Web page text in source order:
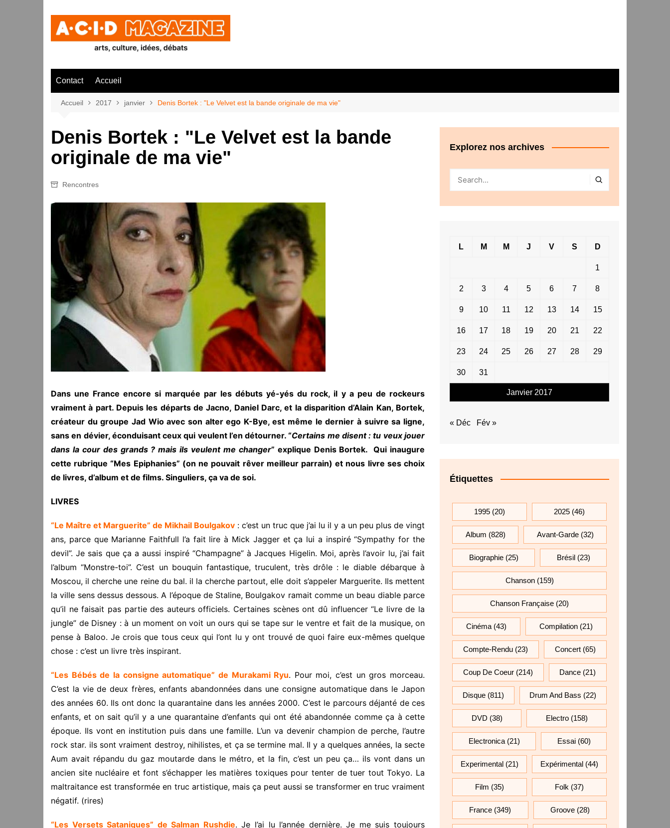
Contact Accueil
Accueil 2017 janvier Denis Bortek : "Le Velvet est la bande originale de ma vie"
Denis Bortek : "Le Velvet est la bande
originale de ma vie"
Rencontres
Dans une France encore si marquée par les débuts yé-yés du rock, il y a peu de rockeurs
vraiment à part. Depuis les départs de Jacno, Daniel Darc, et la disparition d’Alain Kan, Bortek,
créateur du groupe Jad Wio avec son alter ego K-Bye, est même le dernier à suivre sa ligne,
sans en dévier, éconduisant ceux qui veulent l’en détourner. “Certains me disent : tu veux jouer
dans la cour des grands ? mais ils veulent me changer” explique Denis Bortek. Qui inaugure
cette rubrique “Mes Epiphanies” (on ne pouvait rêver meilleur parrain) et nous livre ses choix
de livres, d’album et de films. Singuliers, ça va de soi.
LIVRES
“Le Maître et Marguerite” de Mikhail Boulgakov : c’est un truc que j’ai lu il y a un peu plus de vingt
ans, parce que Marianne Faithfull l’a fait lire à Mick Jagger et ça lui a inspiré “Sympathy for the
devil”. Je sais que ça a aussi inspiré “Champagne” à Jacques Higelin. Moi, après l’avoir lu, j’ai fait
l’album “Monstre-toi”. C’est un bouquin fantastique, truculent, très drôle : le diable débarque à
Moscou, il cherche une reine du bal. il la cherche partout, elle doit s’appeler Marguerite. Ils mettent
la ville sens dessus dessous. A l’époque de Staline, Boulgakov ramait comme un beau diable parce
qu’il ne faisait pas partie des auteurs officiels. Certaines scènes ont dû influencer “Le livre de la
jungle” de Disney : à un moment on voit un ours qui se tape sur le ventre et fait de la musique, on
pense à Baloo. Je crois que tous ceux qui l’ont lu y ont trouvé de quoi faire eux-mêmes quelque
chose : c’est un livre très inspirant.
“Les Bébés de la consigne automatique” de Murakami Ryu. Pour moi, c’est un gros morceau.
C’est la vie de deux frères, enfants abandonnées dans une consigne automatique dans le Japon
des années 60. Ils ont donc la quarantaine dans les années 2000. C’est le parcours déjanté de ces
enfants, et on sait qu’il y a une quarantaine d’enfants qui ont été abandonnée comme ça à cette
époque. Ils vont en institution puis dans une famille. L’un va devenir champion de perche, l’autre
rock star. ils sont vraiment destroy, nihilistes, et ça se termine mal. Il y a quelques années, la secte
Aum avait répandu du gaz moutarde dans le métro, et la fin, c’est un peu ça… ils vont dans un
ancien site nucléaire et font s’échapper les matières toxiques pour tenter de tuer tout Tokyo. La
maltraitance est transformée en truc artistique, mais ça peut aussi se transformer en truc vraiment
négatif. (rires)
“Les Versets Sataniques” de Salman Rushdie. Je l’ai lu l’année dernière. Je me suis toujours
Explorez nos archives
Janvier 2017
L M M J V S D
1
2 3 4 5 6 7 8
9 10 11 12 13 14 15
16 17 18 19 20 21 22
23 24 25 26 27 28 29
30 31
« Déc Fév »
Étiquettes
1995 (20) 2025 (46)
Album (828) Avant-Garde(32)
Biographie(25) Brésil(23)
Chanson(159)
Chanson Française (20)
Cinéma (43) Compilation (21)
Compte-Rendu (23) Concert (65)
Coup De Coeur(214) Dance (21)
Disque(811) Drum And Bass (22)
DVD (38) Electro(158)
Electronica(21) Essai(60)
Experimental (21) Expérimental (44)
Film (35) Folk (37)
France (349) Groove(28)